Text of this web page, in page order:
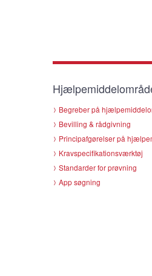
Begreber på
Bevilling & rådgivning
Principafgørelser på
Kravspecifikationsværktøj
Standarder for prøvning
App søgning